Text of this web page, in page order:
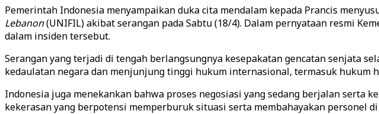
Pemerintah Indonesia menyampaikan duka cita mendalam kepada Prancis
Lebanon(UNIFIL) akibat serangan pada Sabtu (18/4). Dalam pernyataan resmi
dalam insiden tersebut.
Serangan yang terjadi di tengah berlangsungnya kesepakatan gencatan senjata
kedaulatan negara dan menjunjung tinggi hukum internasional, termasuk hukum
Indonesia juga menekankan bahwa proses negosiasi yang sedang berjalan serta
kekerasan yang berpotensi memperburuk situasi serta membahayakan personel